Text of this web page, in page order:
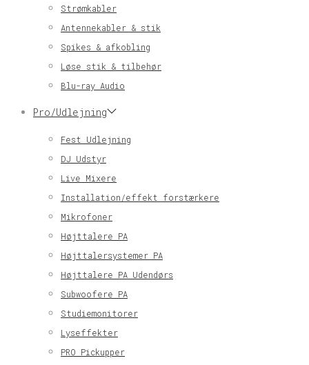
Strømkabler
Antennekabler & stik
Spikes & afkobling
Løse stik & tilbehør
Blu-ray Audio
Pro/Udlejning
Fest Udlejning
DJ Udstyr
Live Mixere
Installation/effekt forstærkere
Mikrofoner
Højttalere PA
Højttalersystemer PA
Højttalere PA Udendørs
Subwoofere PA
Studiemonitorer
Lyseffekter
PRO Pickupper